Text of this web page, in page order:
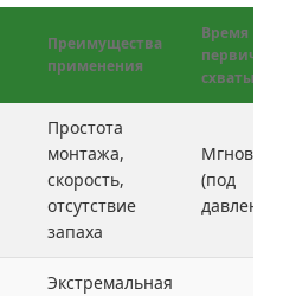
Преимущества
применения
Время
первичного
Простота
монтажа,
скорость,
отсутствие
запаха
Мгновенно
(под
давлением)
Экстремальная